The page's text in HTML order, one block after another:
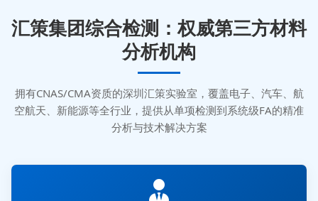
汇策集团综合检测：权威第三方材料
分析机构
拥有CNAS/CMA资质的深圳汇策实验室，覆盖电子、汽车、航
空航天、新能源等全行业，提供从单项检测到系统级FA的精准
分析与技术解决方案